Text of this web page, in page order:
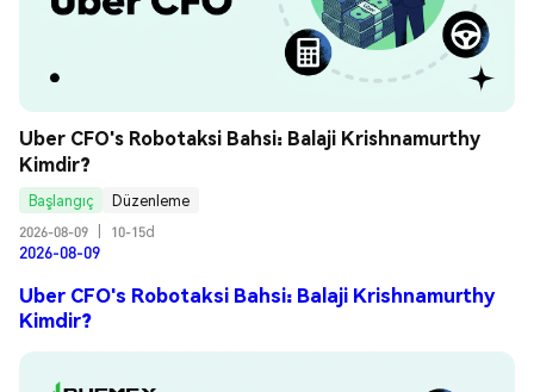
Uber CFO's Robotaksi Bahsi: Balaji Krishnamurthy
Kimdir?
Başlangıç
Düzenleme
2026-08-09
10-15d
2026-08-09
Uber CFO's Robotaksi Bahsi: Balaji Krishnamurthy
Kimdir?